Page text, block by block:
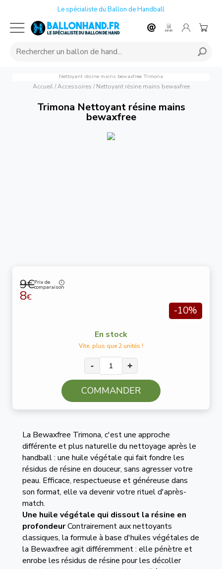
Le spécialiste du Ballon de Handball
Nettoyant résine mains bewaxfree Trimona
Accueil/ Accessoires / Nettoyant résine mains bewaxfree
Trimona Nettoyant résine mains
bewaxfree
9€Prix de
comparaison
8€
-10%
En stock
Vite, plus que 2 unités !
- +
COMMANDER
La Bewaxfree Trimona, c'est une approche
différente et plus naturelle du nettoyage après le
handball : une huile végétale qui fait fondre les
résidus de résine en douceur, sans agresser votre
peau. Efficace, respectueuse et généreuse dans
son format, elle va devenir votre rituel d'après-
match.
Une huile végétale qui dissout la résine en
profondeurContrairement aux nettoyants
classiques, la formule à base d'huiles végétales de
la Bewaxfree agit différemment : elle pénètre et
enrobe les résidus de résine pour les décoller